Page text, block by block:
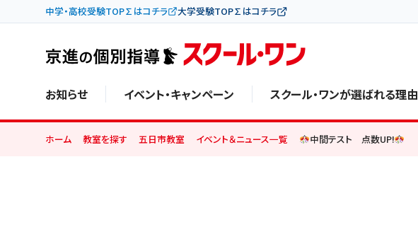
中学・高校受験TOP∑はコチラ 大学受験TOP∑はコチラ
お知らせ イベント・キャンペーン スクール・ワンが選ばれる理由
ホーム 教室を探す 五日市教室 イベント＆ニュース一覧 中間テスト 点数UP!